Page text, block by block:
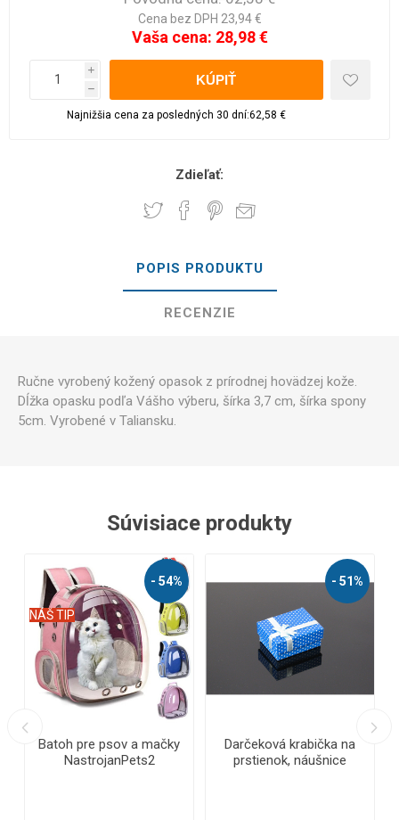
Cena bez DPH 23,94 €
Vaša cena: 28,98 €
i
h
Najnižšia cena za posledných 30 dní:62,58 €
Zdieľať:
POPIS PRODUKTU
RECENZIE
Ručne vyrobený kožený opasok z prírodnej hovädzej kože.
Dĺžka opasku podľa Vášho výberu, šírka 3,7 cm, šírka spony
5cm. Vyrobené v Taliansku.
Súvisiace produkty
- 54%
NÁŠ TIP
Batoh pre psov a mačky
NastrojanPets2
- 51%
Darčeková krabička na
prstienok, náušnice